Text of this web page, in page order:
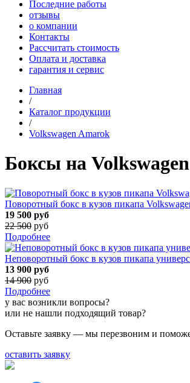
Последние работы
отзывы
о компании
Контакты
Рассчитать стоимость
Оплата и доставка
гарантия и сервис
Главная
/
Каталог продукции
/
Volkswagen Amarok
Боксы на
Поворотный бокс в кузов пикапа
19 500 руб
22 500 руб
Подробнее
Неповоротный бокс в кузов пикапа
13 900 руб
14 900 руб
Подробнее
у вас возникли вопросы?
или не нашли подходящий товар?
Оставьте заявку — мы перезвоним и
оставить заявку